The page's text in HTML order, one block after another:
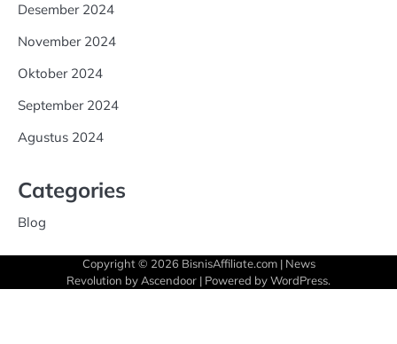
Desember 2024
November 2024
Oktober 2024
September 2024
Agustus 2024
Categories
Blog
Copyright © 2026 BisnisAffiliate.com| News
Revolution by Ascendoor | Powered byWordPress.